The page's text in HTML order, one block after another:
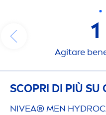
1
Agitare
SCOPRI DI PIÙ SU
NIVEA®MEN HYDRO